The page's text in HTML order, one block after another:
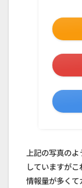
上記の写真のよ
していますが
情報量が多く